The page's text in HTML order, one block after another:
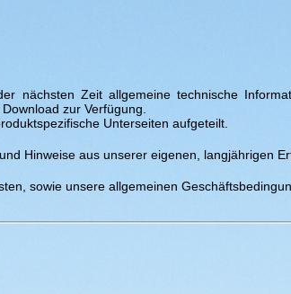
nächsten Zeit allgemeine technische
zur Verfügung.
Unterseiten aufgeteilt.
Hinweise aus unserer eigenen, langjährigen
sowie unsere allgemeinen